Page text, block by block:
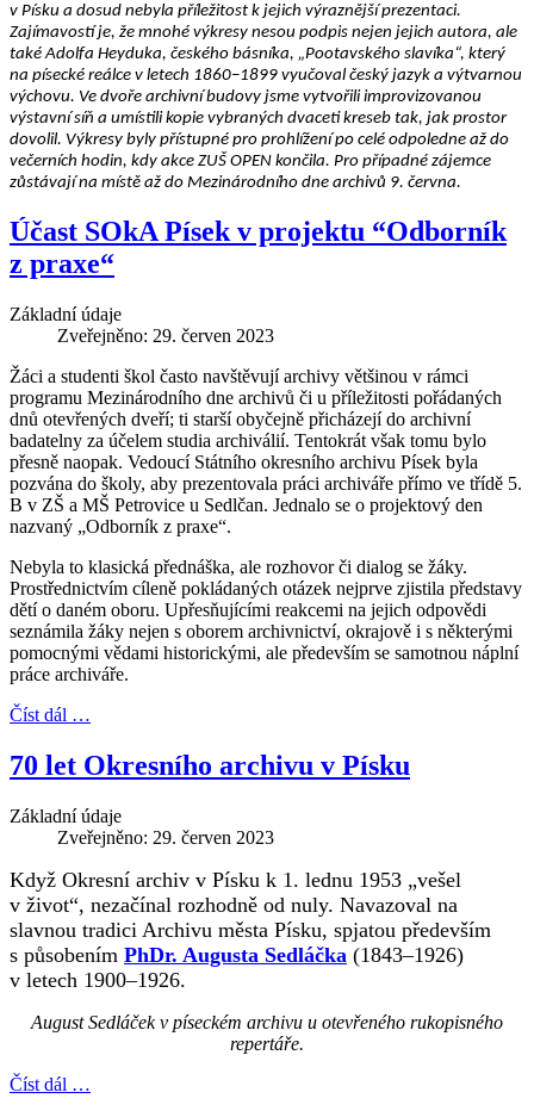
v Písku a dosud nebyla příležitost k jejich výraznější prezentaci.
Zajímavostí je, že mnohé výkresy nesou podpis nejen jejich autora, ale
také Adolfa Heyduka, českého básníka, „Pootavského slavíka“, který
na písecké reálce v letech 1860–1899 vyučoval český jazyk a výtvarnou
výchovu. Ve dvoře archivní budovy jsme vytvořili improvizovanou
výstavní síň a umístili kopie vybraných dvaceti kreseb tak, jak prostor
dovolil. Výkresy byly přístupné pro prohlížení po celé odpoledne až do
večerních hodin, kdy akce ZUŠ OPEN končila. Pro případné zájemce
zůstávají na místě až do Mezinárodního dne archivů 9. června.
Účast SOkA Písek v projektu “Odborník
z praxe“
Základní údaje
Zveřejněno: 29. červen 2023
Žáci a studenti škol často navštěvují archivy většinou v rámci
programu Mezinárodního dne archivů či u příležitosti pořádaných
dnů otevřených dveří; ti starší obyčejně přicházejí do archivní
badatelny za účelem studia archiválií. Tentokrát však tomu bylo
přesně naopak. Vedoucí Státního okresního archivu Písek byla
pozvána do školy, aby prezentovala práci archiváře přímo ve třídě 5.
B v ZŠ a MŠ Petrovice u Sedlčan. Jednalo se o projektový den
nazvaný „Odborník z praxe“.
Nebyla to klasická přednáška, ale rozhovor či dialog se žáky.
Prostřednictvím cíleně pokládaných otázek nejprve zjistila představy
dětí o daném oboru. Upřesňujícími reakcemi na jejich odpovědi
seznámila žáky nejen s oborem archivnictví, okrajově i s některými
pomocnými vědami historickými, ale především se samotnou náplní
práce archiváře.
Číst dál …
70 let Okresního archivu v Písku
Základní údaje
Zveřejněno: 29. červen 2023
Když Okresní archiv v Písku k 1. lednu 1953 „vešel
v život“, nezačínal rozhodně od nuly. Navazoval na
slavnou tradici Archivu města Písku, spjatou především
s působením PhDr. Augusta Sedláčka (1843–1926)
v letech 1900–1926.
August Sedláček v píseckém archivu u otevřeného rukopisného
repertáře.
Číst dál …